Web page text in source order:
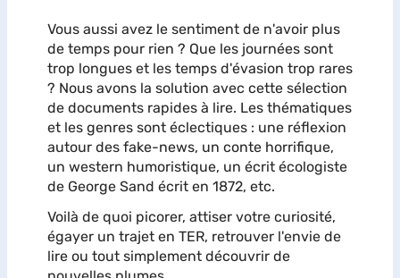
Vous aussi avez le sentiment de n'avoir plus
de temps pour rien ? Que les journées sont
trop longues et les temps d'évasion trop rares
? Nous avons la solution avec cette sélection
de documents rapides à lire. Les thématiques
et les genres sont éclectiques : une réflexion
autour des fake-news, un conte horrifique,
un western humoristique, un écrit écologiste
de George Sand écrit en 1872, etc.
Voilà de quoi picorer, attiser votre curiosité,
égayer un trajet en TER, retrouver l'envie de
lire ou tout simplement découvrir de